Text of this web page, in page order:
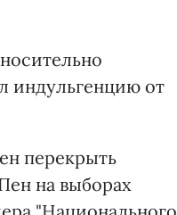
индульгенцию от
перекрыть
на выборах